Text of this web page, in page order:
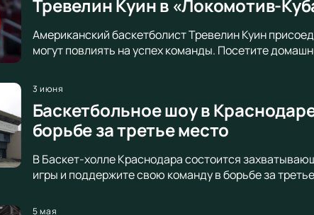
Тревелин Куин в «Локомотив-
Американский баскетболист Тревелин Куин
могут повлиять на успех команды. Посетите
3 июня
Баскетбольное шоу в
борьбе за третье место
В Баскет-холле Краснодара состоится
игры и поддержите свою команду в борьбе за
5 мая